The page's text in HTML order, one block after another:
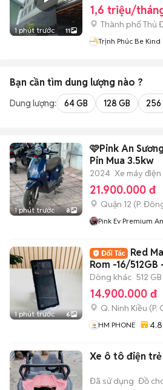
1 phút trước 11
1,6 triệu/
Thành phố Thủ
Trịnh Phúc Be Kind
Bạn cần tìm dung lượng nào ?
Dung lượng: 64 GB 128 GB 256
1 phút trước 8
🩷Pink An
Pin Mua 3.5kw
2024 Xe máy điện
21.900.000 đ
Quận 12 (P.
Pink Ev Premium
1 phút trước 6
Red
Rom -16/
Dòng khác 512 GB
14.900.000 đ
Q. Ninh Kiều (P.
HM PHONE 4.8
Xe ô tô điện trẻ
Đã sử dụng Đồ